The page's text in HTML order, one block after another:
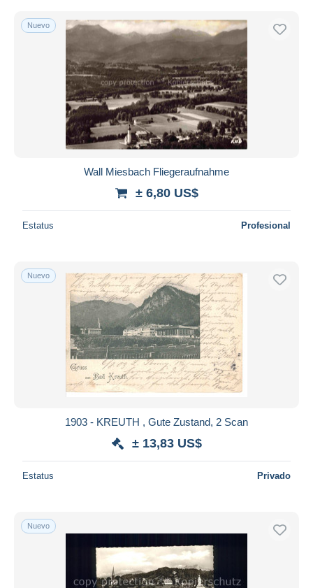
Nuevo
Wall Miesbach Fliegeraufnahme
± 6,80 US$
Estatus Profesional
Nuevo
1903 - KREUTH , Gute Zustand, 2 Scan
± 13,83 US$
Estatus Privado
Nuevo